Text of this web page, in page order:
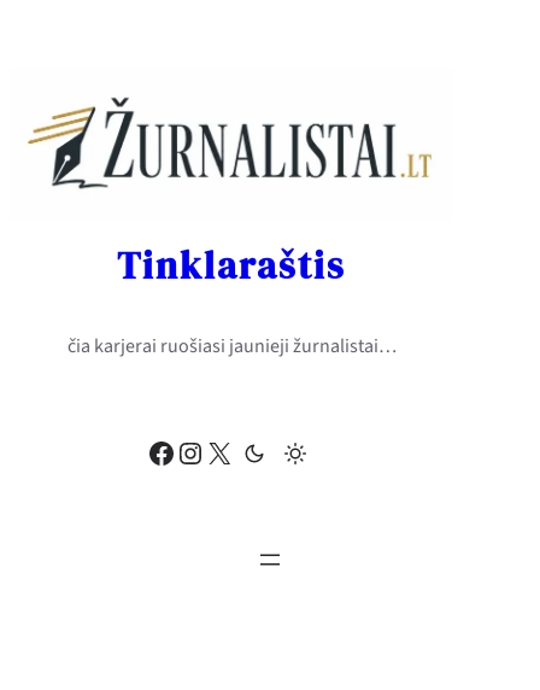
Facebook Instagram X
Tinklaraštis
čia karjerai ruošiasi jaunieji žurnalistai…